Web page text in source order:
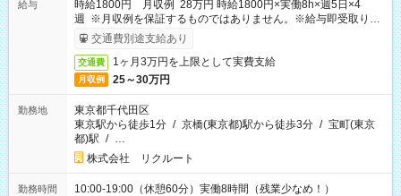
給与
時給1800円 月収例 28万円 時給1800円×実働8h×週5日×4
週 ※月収例を保証するものではありません。※給与即受取りサ
ービス利用可（利用条件有）
交通費別途支給あり
交通費 1ヶ月3万円を上限として実費支給
月収例 25～30万円
勤務地
東京都千代田区
東京駅から徒歩1分 / 京橋(東京都)駅から徒歩3分 / 宝町(東京
都)駅 / …
株式会社 リクルート
勤務時間 10:00-19:00（休憩60分）実働8時間（残業少なめ！）